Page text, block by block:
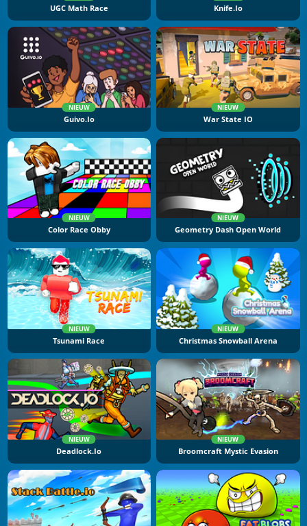
UGC Math Race Knife.io
NIEUW
Guivo.io
NIEUW
War State IO
NIEUW
Color Race Obby
NIEUW
Geometry Dash Open World
NIEUW
Tsunami Race
NIEUW
Christmas Snowball Arena
NIEUW
Deadlock.io
NIEUW
Broomcraft Mystic Evasion